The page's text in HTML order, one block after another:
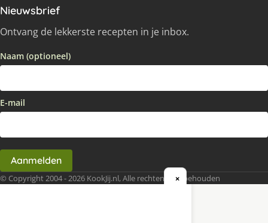
Nieuwsbrief
Ontvang de lekkerste recepten in je inbox.
Naam (optioneel)
E-mail
Aanmelden
© Copyright 2004 - 2026 KookJij.nl, Alle rechten voorbehouden
×